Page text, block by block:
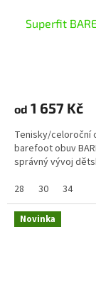
Superfit
od 1 657 Kč
Tenisky/celoroční
barefoot obuv
správný vývoj
28
30 34
Novinka